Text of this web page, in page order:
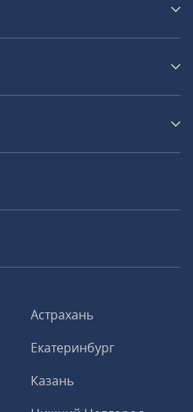
Астрахань
Екатеринбург
Казань